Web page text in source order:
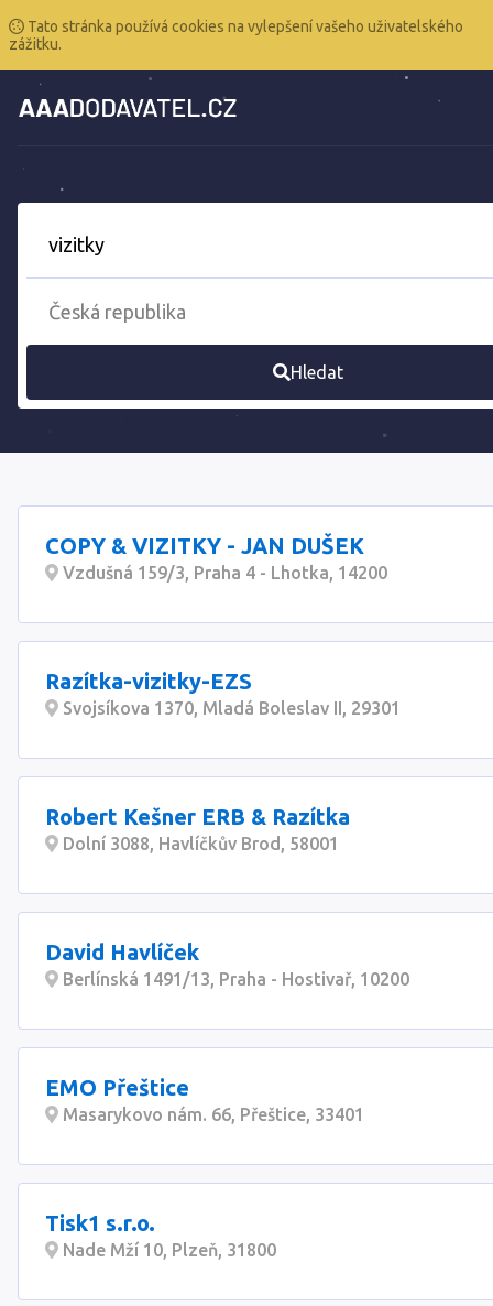
Tato stránka používá cookies na vylepšení vašeho uživatelského
zážitku.
Hledat
COPY & VIZITKY - JAN DUŠEK
Vzdušná 159/3, Praha 4 - Lhotka, 14200
Razítka-vizitky-EZS
Svojsíkova 1370, Mladá Boleslav II, 29301
Robert Kešner ERB & Razítka
Dolní 3088, Havlíčkův Brod, 58001
David Havlíček
Berlínská 1491/13, Praha - Hostivař, 10200
EMO Přeštice
Masarykovo nám. 66, Přeštice, 33401
Tisk1 s.r.o.
Nade Mží 10, Plzeň, 31800